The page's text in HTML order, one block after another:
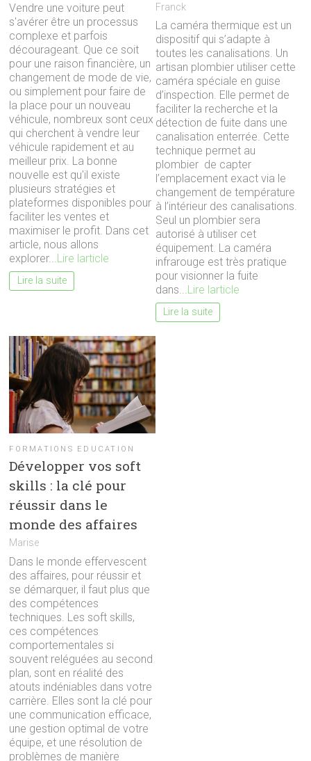
Vendre une voiture peut
s'avérer être un processus
complexe et parfois
décourageant. Que ce soit
pour une raison financière, un
changement de mode de vie,
ou simplement pour faire de
la place pour un nouveau
véhicule, nombreux sont ceux
qui cherchent à vendre leur
véhicule rapidement et au
meilleur prix. La bonne
nouvelle est qu'il existe
plusieurs stratégies et
plateformes disponibles pour
faciliter les ventes et
maximiser le profit. Dans cet
article, nous allons
explorer...Lire larticle
Lire la suite
Franck
La caméra thermique est un
dispositif qui s’adapte à
toutes les canalisations. Un
artisan plombier utiliser cette
caméra spéciale en guise
d’inspection. Elle permet de
faciliter la recherche et la
détection de fuite dans une
canalisation enterrée. Cette
technique permet au
plombier de capter
l’emplacement exact via le
changement de température
à l’intérieur des canalisations.
Seul un plombier sera
autorisé à utiliser cet
équipement. La caméra
infrarouge est très pratique
pour visionner la fuite
dans...Lire larticle
Lire la suite
FORMATIONS EDUCATION
Développer vos soft
skills : la clé pour
réussir dans le
monde des affaires
Marise
Dans le monde effervescent
des affaires, pour réussir et
se démarquer, il faut plus que
des compétences
techniques. Les soft skills,
ces compétences
comportementales si
souvent reléguées au second
plan, sont en réalité des
atouts indéniables dans votre
carrière. Elles sont la clé pour
une communication efficace,
une gestion optimal de votre
équipe, et une résolution de
problèmes de manière